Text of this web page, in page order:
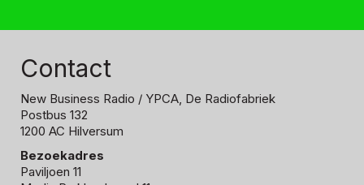
Contact
New Business Radio / YPCA, De Radiofabriek
Postbus 132
1200 AC Hilversum
Bezoekadres
Paviljoen 11